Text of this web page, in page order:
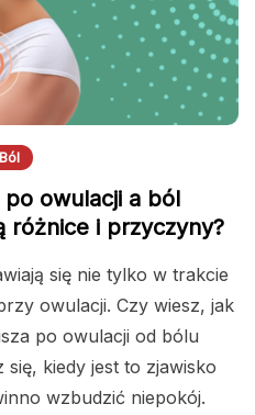
Ból
owulacji a ból
różnice i przyczyny?
się nie tylko w trakcie
owulacji. Czy wiesz, jak
po owulacji od bólu
kiedy jest to zjawisko
wzbudzić niepokój.